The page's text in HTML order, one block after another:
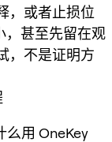
，或者止损位
，甚至先留在观
，不是证明方
么用 OneKey